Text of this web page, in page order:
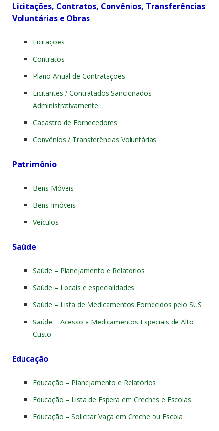
Licitações, Contratos, Convênios, Transferências
Voluntárias e Obras
Licitações
Contratos
Plano Anual de Contratações
Licitantes / Contratados Sancionados
Administrativamente
Cadastro de Fornecedores
Convênios / Transferências Voluntárias
Patrimônio
Bens Móveis
Bens Imóveis
Veículos
Saúde
Saúde – Planejamento e Relatórios
Saúde – Locais e especialidades
Saúde – Lista de Medicamentos Fornecidos pelo SUS
Saúde – Acesso a Medicamentos Especiais de Alto
Custo
Educação
Educação – Planejamento e Relatórios
Educação – Lista de Espera em Creches e Escolas
Educação – Solicitar Vaga em Creche ou Escola